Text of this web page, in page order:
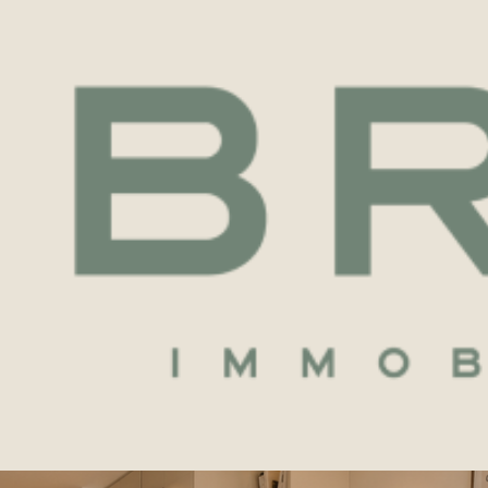
1
LOCALISATION
annonces
STUDIO 19M2 INVESTISSEMENT BALCON PARKING